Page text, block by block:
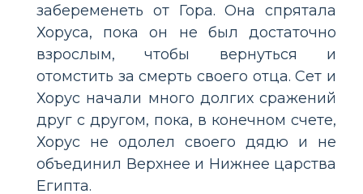
забеременеть от Гора. Она спрятала
Хоруса, пока он не был достаточно
взрослым, чтобы вернуться и
отомстить за смерть своего отца. Сет и
Хорус начали много долгих сражений
друг с другом, пока, в конечном счете,
Хорус не одолел своего дядю и не
объединил Верхнее и Нижнее царства
Египта.